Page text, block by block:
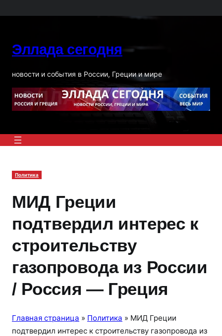
к
Эллада сегодня
новости и события в России, Греции и мире
Политика
МИД Греции
подтвердил интерес к
строительству
газопровода из России
/ Россия — Греция
Главная страница » Политика » МИД Греции
подтвердил интерес к строительству газопровода из